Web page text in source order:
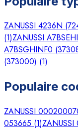
ZANUSSI 4236N
(1)ZANUSSI
A7BSGHINF0
(373000) (1)
Populaire
ZANUSSI
053665 (1)